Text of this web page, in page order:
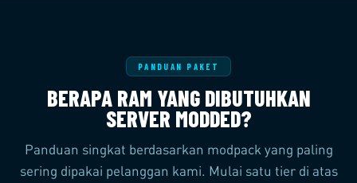
PANDUAN PAKET
BERAPA RAM YANG DIBUTUHKAN
SERVER MODDED?
Panduan singkat berdasarkan modpack yang paling
sering dipakai pelanggan kami. Mulai satu tier di atas